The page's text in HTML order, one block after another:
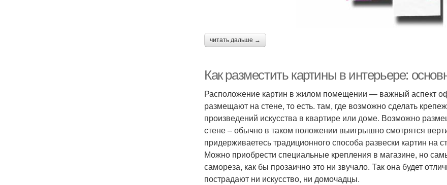
читать дальше →
Как разместить картины в интерьере:
Расположение картин в жилом помещении — важный аспект
размещают на стене, то есть. там, где возможно сделать
произведений искусства в квартире или доме. Возможно
стене – обычно в таком положении выигрышно смотрятся
придерживаетесь традиционного способа развески картин на
Можно приобрести специальные крепления в магазине, но
самореза, как бы прозаично это ни звучало. Так она будет
пострадают ни искусство, ни домочадцы.